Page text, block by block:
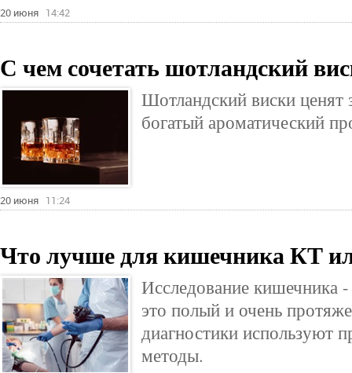
20 июня 14:42
С чем сочетать шотландский
Шотландский виски ценят
богатый ароматический
20 июня 11:24
Что лучше для кишечника КТ
Исследование кишечника -
это полый и очень
диагностики используют
методы.